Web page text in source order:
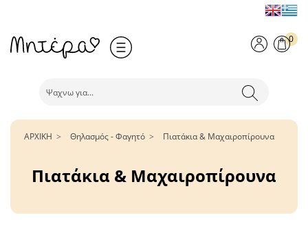
0
ΑΡΧΙΚΗ Θηλασμός - Φαγητό Πιατάκια & Μαχαιροπίρουνα
Πιατάκια & Μαχαιροπίρουνα